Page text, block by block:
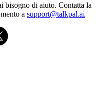
bisogno di aiuto. Contatta la
a support@talkpal.ai